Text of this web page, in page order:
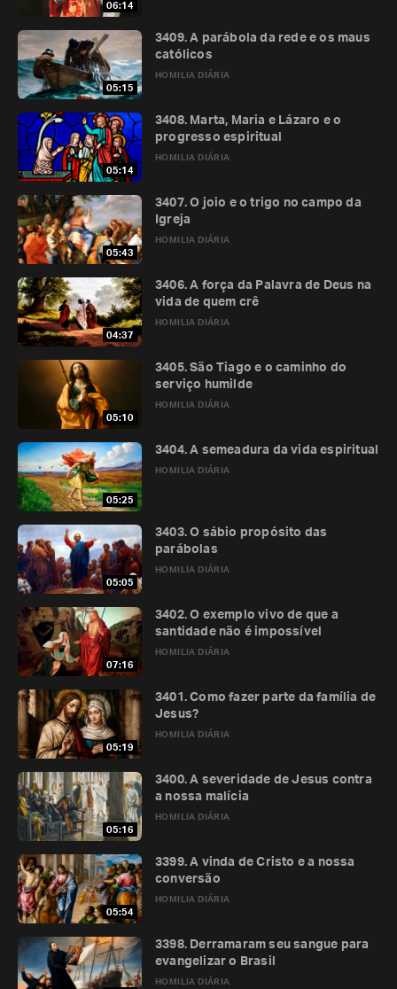
06:14
05:15
HOMILIA DIÁRIA
3409. A parábola da rede e os maus
católicos
05:14
HOMILIA DIÁRIA
3408. Marta, Maria e Lázaro e o
progresso espiritual
05:43
HOMILIA DIÁRIA
3407. O joio e o trigo no campo da
Igreja
04:37
HOMILIA DIÁRIA
3406. A força da Palavra de Deus na
vida de quem crê
05:10
HOMILIA DIÁRIA
3405. São Tiago e o caminho do
serviço humilde
05:25
HOMILIA DIÁRIA
3404. A semeadura da vida espiritual
05:05
HOMILIA DIÁRIA
3403. O sábio propósito das
parábolas
07:16
HOMILIA DIÁRIA
3402. O exemplo vivo de que a
santidade não é impossível
05:19
HOMILIA DIÁRIA
3401. Como fazer parte da família de
Jesus?
05:16
HOMILIA DIÁRIA
3400. A severidade de Jesus contra
a nossa malícia
05:54
HOMILIA DIÁRIA
3399. A vinda de Cristo e a nossa
conversão
HOMILIA DIÁRIA
3398. Derramaram seu sangue para
evangelizar o Brasil